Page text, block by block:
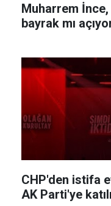
Muharrem İnce,
bayrak mı
CHP'den istifa
AK Parti'ye